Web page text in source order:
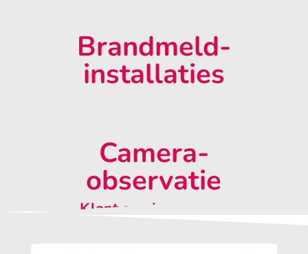
Brandmeld-
installaties
Camera-
observatie
Klant aan het woord: